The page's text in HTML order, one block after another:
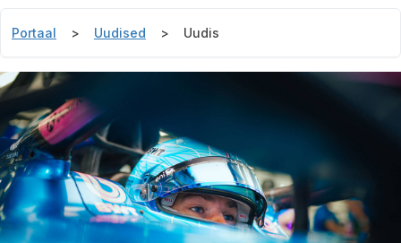
Portaal Uudised Uudis